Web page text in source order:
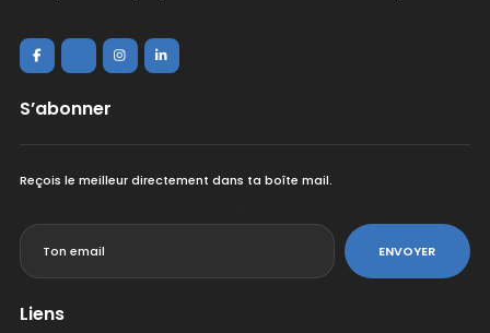
S’abonner
Reçois le meilleur directement dans ta boîte mail.
ENVOYER
Liens